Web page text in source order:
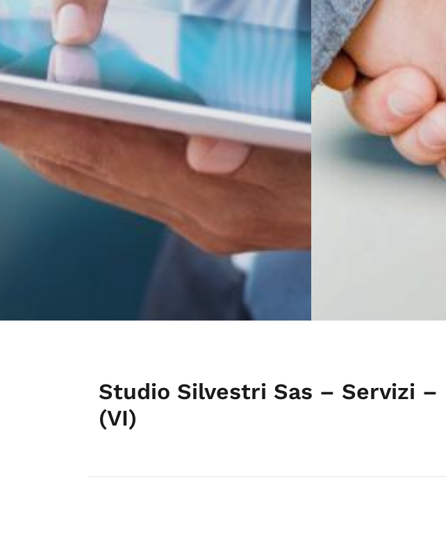
Studio Silvestri Sas – Servizi –
(VI)